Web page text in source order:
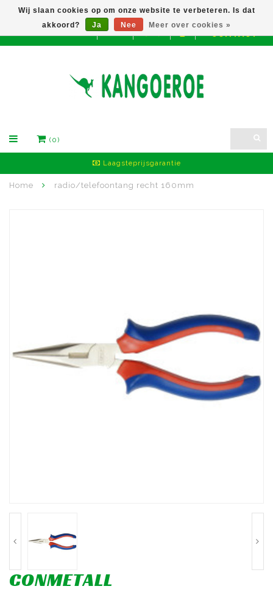
EUR CONTACT
(0)
Laagsteprijsgarantie
Home radio/telefoontang recht 160mm
CONMETALL
Wij slaan cookies op om onze website te verbeteren. Is dat
akkoord?
Ja Nee Meer over cookies »